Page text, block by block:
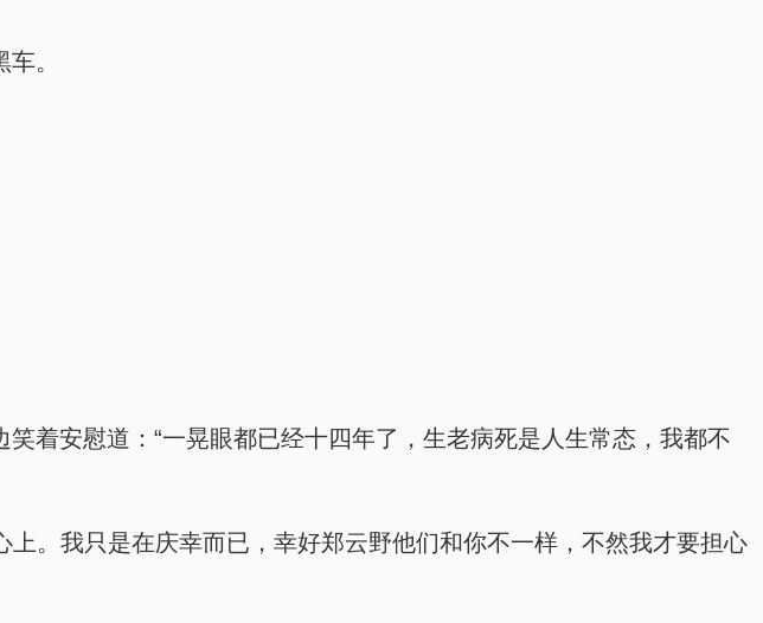
。
着安慰道：“一晃眼都已经十四年了，生老病死是人生常态，我都不
。我只是在庆幸而已，幸好郑云野他们和你不一样，不然我才要担心